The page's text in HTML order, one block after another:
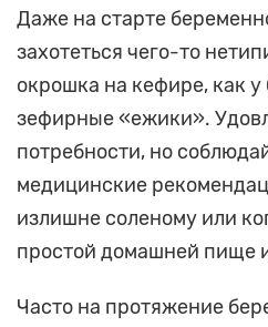
Даже на старте
захотеться чего-то
окрошка на кефире, как у
зефирные «ежики».
потребности, но
медицинские
излишне соленому или
простой домашней пище
Часто на протяжение